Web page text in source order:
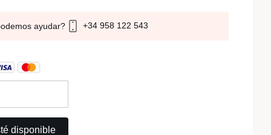
ayudar? +34 958 122 543